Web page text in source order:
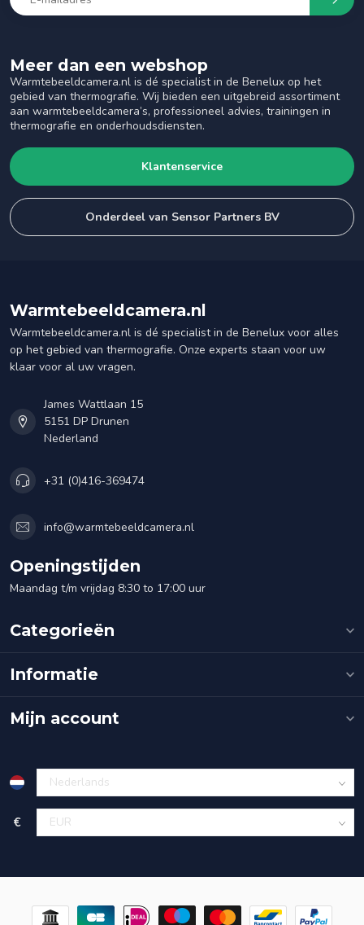
Meer dan een webshop
Warmtebeeldcamera.nl is dé specialist in de Benelux op het
gebied van thermografie. Wij bieden een uitgebreid assortiment
aan warmtebeeldcamera’s, professioneel advies, trainingen in
thermografie en onderhoudsdiensten.
Klantenservice
Onderdeel van Sensor Partners BV
Warmtebeeldcamera.nl
Warmtebeeldcamera.nl is dé specialist in de Benelux voor alles
op het gebied van thermografie. Onze experts staan voor uw
klaar voor al uw vragen.
James Wattlaan 15
5151 DP Drunen
Nederland
+31 (0)416-369474
info@warmtebeeldcamera.nl
Openingstijden
Maandag t/m vrijdag 8:30 to 17:00 uur
Categorieën
Informatie
Mijn account
€